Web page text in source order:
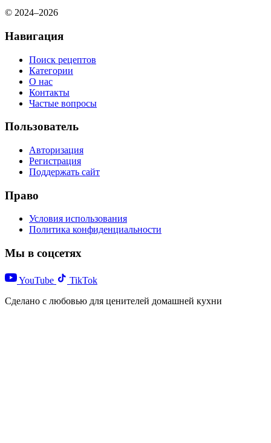
© 2024–2026
Навигация
Поиск рецептов
Категории
О нас
Контакты
Частые вопросы
Пользователь
Авторизация
Регистрация
Поддержать сайт
Право
Условия использования
Политика конфиденциальности
Мы в соцсетях
YouTube
TikTok
Сделано с любовью для ценителей домашней кухни